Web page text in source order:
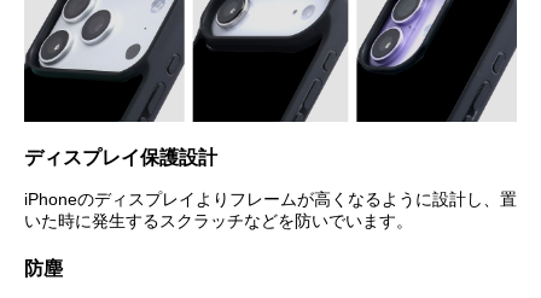
ディスプレイ保護設計
iPhoneのディスプレイよりフレームが高くなるように設計し、置
いた時に発生するスクラッチなどを防いでいます。
防塵